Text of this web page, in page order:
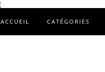
ACCUEIL CATÉGORIES